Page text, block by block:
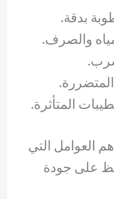
بدقة.
والصرف.
المتأثرة.
العوامل التي
على جودة